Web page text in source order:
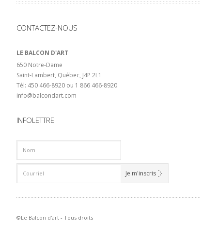
CONTACTEZ-NOUS
LE BALCON D'ART
650 Notre-Dame
Saint-Lambert, Québec, J4P 2L1
Tél: 450 466-8920 ou 1 866 466-8920
info@balcondart.com
INFOLETTRE
©Le Balcon d'art - Tous droits